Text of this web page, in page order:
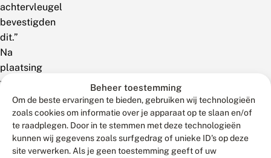
Beheer toestemming
Om de beste ervaringen te bieden, gebruiken wij technologieën
zoals cookies om informatie over je apparaat op te slaan en/of
te raadplegen. Door in te stemmen met deze technologieën
kunnen wij gegevens zoals surfgedrag of unieke ID's op deze
site verwerken. Als je geen toestemming geeft of uw
achtervleugel
bevestigden
dit.”
Na
plaatsing
van
foto
het